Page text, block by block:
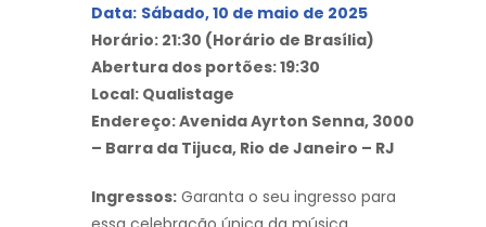
Data: Sábado, 10 de maio de 2025
Horário: 21:30 (Horário de Brasília)
Abertura dos portões: 19:30
Local: Qualistage
Endereço: Avenida Ayrton Senna, 3000
– Barra da Tijuca, Rio de Janeiro – RJ
Ingressos: Garanta o seu ingresso para